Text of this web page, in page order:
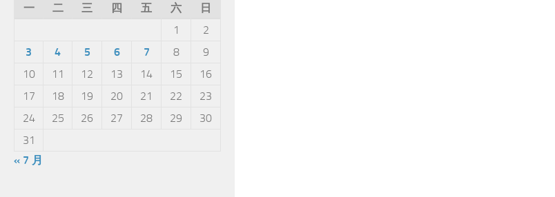
一
二 三 四 五 六
日
1
2
3
4 5 6 7 8
9
10
11 12 13 14 15
16
17
18 19 20 21 22
23
24
25 26 27 28 29
30
31
« 7 月